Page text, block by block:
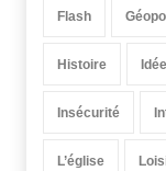
Flash
Histoire
Insécurité
L’église